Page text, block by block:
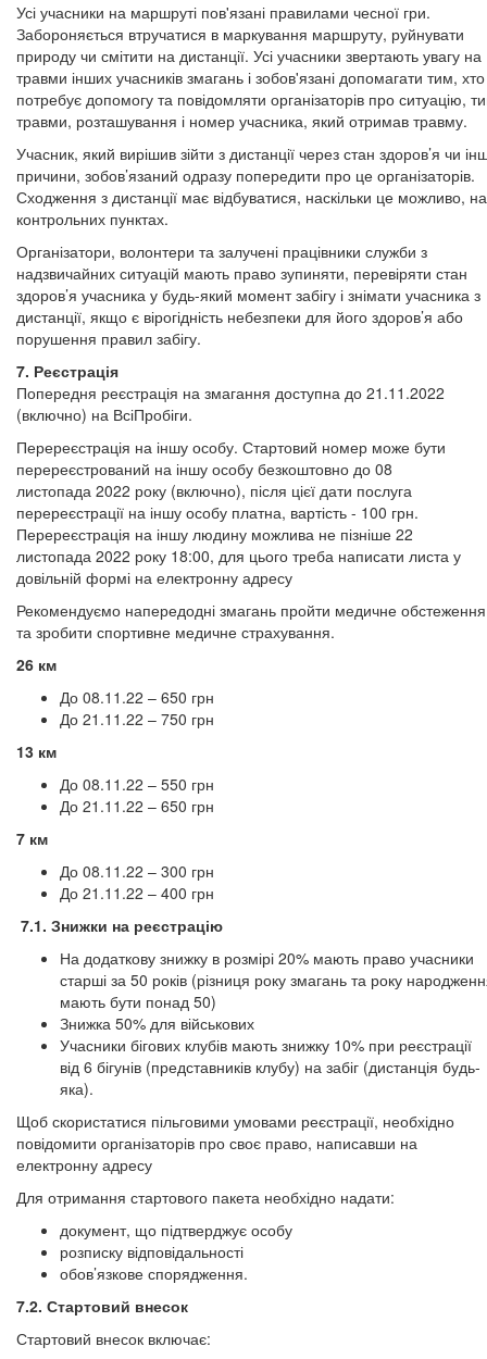
Усі учасники на маршруті пов'язані правилами чесної гри.
Забороняється втручатися в маркування маршруту, руйнувати
природу чи смітити на дистанції. Усі учасники звертають увагу на
травми інших учасників змагань і зобов'язані допомагати тим, хто
потребує допомогу та повідомляти організаторів про ситуацію,
травми, розташування і номер учасника, який отримав травму.
Учасник, який вирішив зійти з дистанції через стан здоров’я чи
причини, зобов’язаний одразу попередити про це організаторів.
Сходження з дистанції має відбуватися, наскільки це можливо, на
контрольних пунктах.
Організатори, волонтери та залучені працівники служби з
надзвичайних ситуацій мають право зупиняти, перевіряти стан
здоров’я учасника у будь-який момент забігу і знімати учасника з
дистанції, якщо є вірогідність небезпеки для його здоров’я або
порушення правил забігу.
7. Реєстрація
Попередня реєстрація на змагання доступна до 21.11.2022
(включно) на ВсіПробіги.
Перереєстрація на іншу особу. Стартовий номер може бути
перереєстрований на іншу особу безкоштовно до 08
листопада 2022 року (включно), після цієї дати послуга
перереєстрації на іншу особу платна, вартість - 100 грн.
Перереєстрація на іншу людину можлива не пізніше 22
листопада 2022 року 18:00, для цього треба написати листа у
довільній формі на електронну адресу
Рекомендуємо напередодні змагань пройти медичне обстеження
та зробити спортивне медичне страхування.
26 км
До 08.11.22 – 650 грн
До 21.11.22 – 750 грн
13 км
До 08.11.22 – 550 грн
До 21.11.22 – 650 грн
7 км
До 08.11.22 – 300 грн
До 21.11.22 – 400 грн
7.1. Знижки на реєстрацію
На додаткову знижку в розмірі 20% мають право учасники
старші за 50 років (різниця року змагань та року
мають бути понад 50)
Знижка 50% для військових
Учасники бігових клубів мають знижку 10% при реєстрації
від 6 бігунів (представників клубу) на забіг (дистанція будь-
яка).
Щоб скористатися пільговими умовами реєстрації, необхідно
повідомити організаторів про своє право, написавши на
електронну адресу
Для отримання стартового пакета необхідно надати:
документ, що підтверджує особу
розписку відповідальності
обов’язкове спорядження.
7.2. Стартовий внесок
Стартовий внесок включає: